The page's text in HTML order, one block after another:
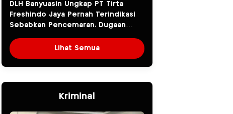
DLH Banyuasin Ungkap PT Tirta
Freshindo Jaya Pernah Terindikasi
Sebabkan Pencemaran, Dugaan
Lihat Semua
Kriminal